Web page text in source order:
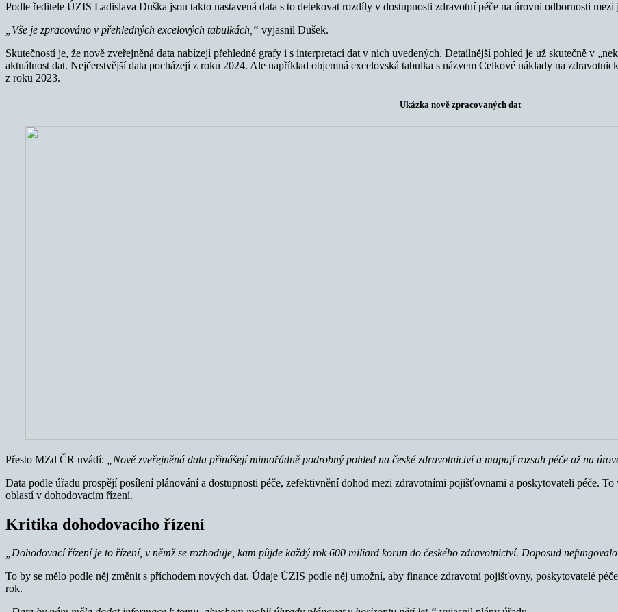
Podle ředitele ÚZIS Ladislava Duška jsou takto nastavená data s to detekovat rozdíly v dostupnosti zdravotní péče na úrovni odbornosti
„Vše je zpracováno v přehledných excelových tabulkách,“ vyjasnil Dušek.
Skutečností je, že nově zveřejněná data nabízejí přehledné grafy i s interpretací dat v nich uvedených. Detailnější pohled je už skutečně v
aktuálnost dat. Nejčerstvější data pocházejí z roku 2024. Ale například objemná excelovská tabulka s názvem Celkové náklady na
z roku 2023.
Ukázka nově zpracovaných dat
Přesto MZd ČR uvádí:
„Nově zveřejněná data přinášejí mimořádně podrobný pohled na české zdravotnictví a mapují rozsah péče až na
Data podle úřadu prospějí posílení plánování a dostupnosti péče, zefektivnění dohod mezi zdravotními pojišťovnami a poskytovateli péče.
oblastí v dohodovacím řízení.
Kritika dohodovacího řízení
„Dohodovací řízení je to řízení, v němž se rozhoduje, kam půjde každý rok 600 miliard korun do českého zdravotnictví. Doposud
To by se mělo podle něj změnit s příchodem nových dat. Údaje ÚZIS podle něj umožní, aby finance zdravotní pojišťovny, poskytovatelé
rok.